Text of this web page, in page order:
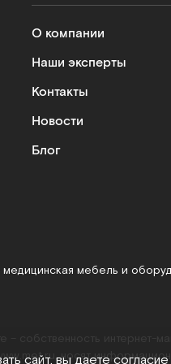
О компании
Наши эксперты
Контакты
Новости
Блог
мебель и
– собственность
, носят
сайт, вы даете согласие